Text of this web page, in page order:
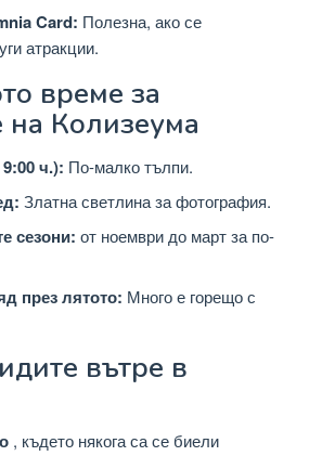
Card: Полезна, ако се
атракции.
време за
Колизеума
ч.): По-малко тълпи.
Златна светлина за фотография.
сезони: от ноември до март за по-
през лятото: Много е горещо с
вътре в
, където някога са се биели